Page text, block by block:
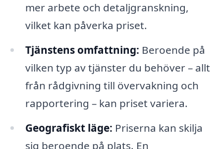
mer arbete och detaljgranskning,
vilket kan påverka priset.
Tjänstens omfattning: Beroende på
vilken typ av tjänster du behöver – allt
från rådgivning till övervakning och
rapportering – kan priset variera.
Geografiskt läge: Priserna kan skilja
sig beroende på plats. En